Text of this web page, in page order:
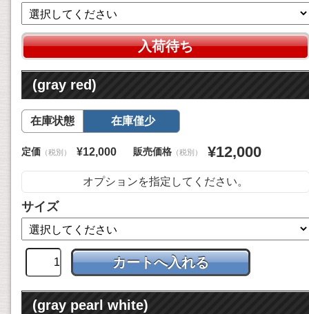
入荷待ち
(gray red)
在庫状態 在庫僅少
定価 （税別） ¥12,000 販売価格 （税別） ¥12,000
オプションを指定してください。
サイズ
(gray pearl white)